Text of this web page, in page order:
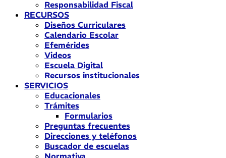
Responsabilidad Fiscal
RECURSOS
Diseños Curriculares
Calendario Escolar
Efemérides
Videos
Escuela Digital
Recursos institucionales
SERVICIOS
Educacionales
Trámites
Formularios
Preguntas frecuentes
Direcciones y teléfonos
Buscador de escuelas
Normativa